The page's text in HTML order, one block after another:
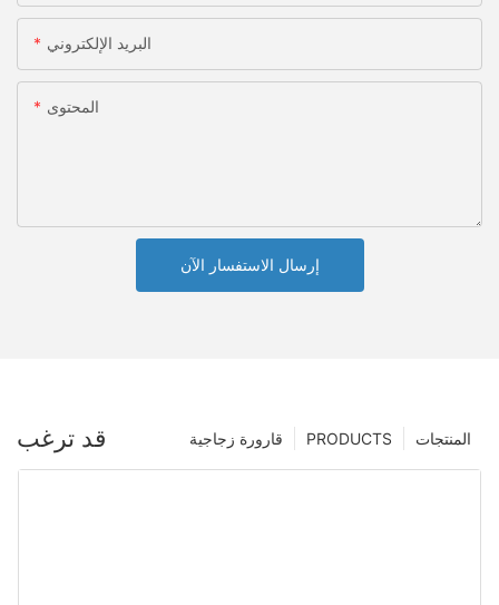
البريد الإلكتروني
المحتوى
إرسال الاستفسار الآن
قد ترغب المنتجات PRODUCTS قارورة زجاجية